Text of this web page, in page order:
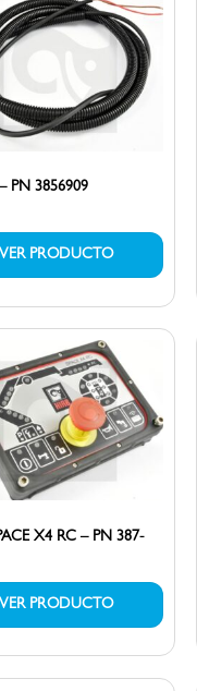
PN 3856909
VER PRODUCTO
X4 RC – PN 387-
VER PRODUCTO